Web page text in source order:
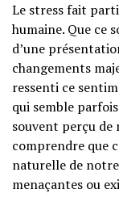
Le stress fait
humaine. Que ce
d’une
changements
ressenti ce
qui semble
souvent perçu
comprendre que
naturelle de
menaçantes ou